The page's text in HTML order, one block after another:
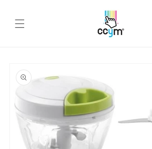
al contenido
a la
información